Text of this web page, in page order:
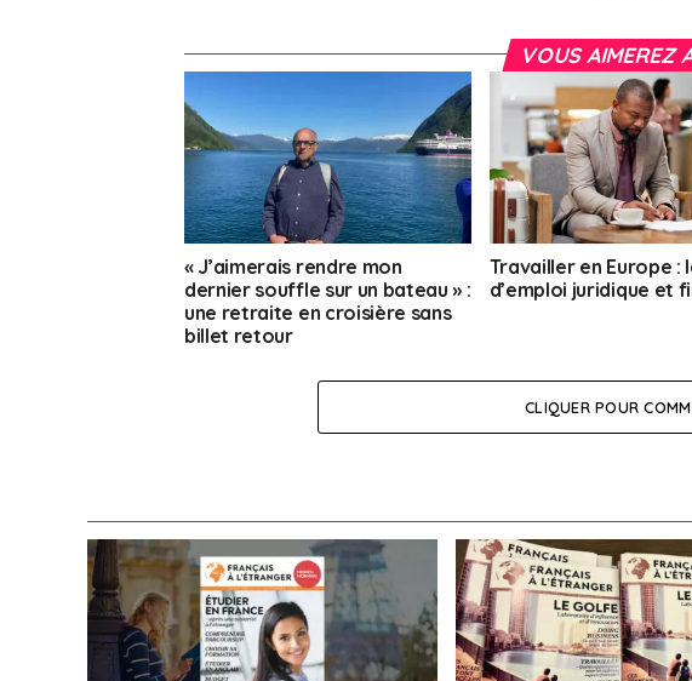
VOUS AIMEREZ
« J’aimerais rendre mon
dernier souffle sur un bateau » :
une retraite en croisière sans
billet retour
Travailler en Europe :
d’emploi juridique et
CLIQUER POUR